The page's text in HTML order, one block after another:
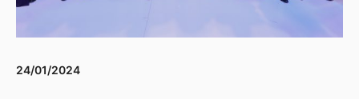
24/01/2024